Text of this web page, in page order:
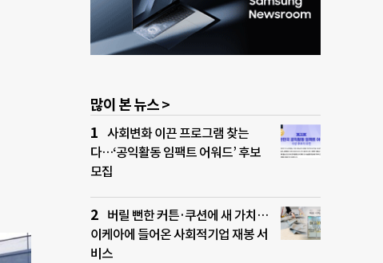
많이 본 뉴스 >
사회변화 이끈 프로그램 찾는
다…‘공익활동 임팩트 어워드’ 후보
모집
버릴 뻔한 커튼·쿠션에 새 가치…
이케아에 들어온 사회적기업 재봉 서
비스